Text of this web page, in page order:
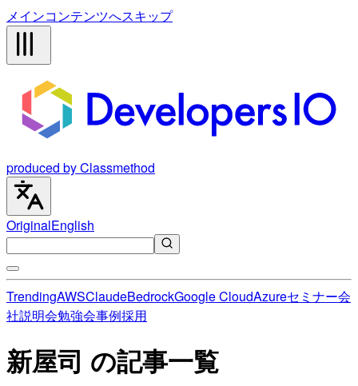
メインコンテンツへスキップ
produced by Classmethod
OriginalEnglish
TrendingAWSClaudeBedrockGoogle CloudAzureセミナー会
社説明会勉強会事例採用
新屋司 の記事一覧